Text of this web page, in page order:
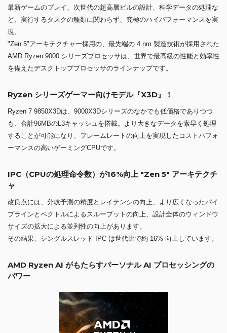
最新ゲームのプレイ、次世代の超高層ビルの設計、科学データの処理な
ど、実行するタスクの種類に関わらず、究極のハイパフォーマンスを実
現。
"Zen 5"アーキテクチャー採用の、最先端の 4 nm 製造技術が採用された
AMD Ryzen 9000 シリーズプロセッサは、世界で最高級の性能と効率性
を備えたデスクトッププロセッサのラインナップです。
Ryzen シリーズゲーマー向けモデル『X3D』！
Ryzen 7 9850X3Dは、9000X3Dシリーズのなかでも低価格でありつつ
も、合計96MBのL3キャッシュを搭載。より大きなデータを素早く処理
することが可能になり、フレームレートの向上を実現したコストパフォ
ーマンスの高いゲーミングCPUです。
IPC（CPUの処理命令数）が16%向上 "Zen 5" アーキテクチ
ャ
改良点には、分岐予測の精度とレイテンシの向上、より広くなったパイ
プラインとベクトルによるスループットの向上、設計全体のウィンドウ
サイズの拡大による並列性の向上があります。
その結果、シングルスレッド IPC は世代比で約 16% 向上しています。
AMD Ryzen AI がもたらすパーソナル AI プロセッシングの
パワー